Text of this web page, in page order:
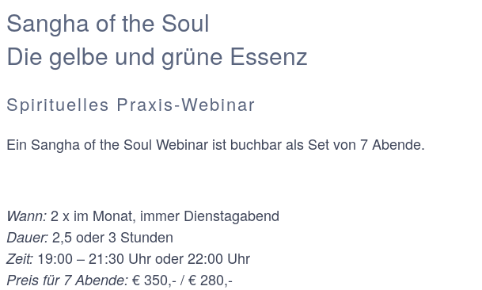
Sangha of the Soul
Die gelbe und grüne Essenz
Spirituelles Praxis-Webinar
Ein Sangha of the Soul Webinar ist buchbar als Set von 7 Abende.
Wann: 2 x im Monat, immer Dienstagabend
Dauer: 2,5 oder 3 Stunden
Zeit: 19:00 – 21:30 Uhr oder 22:00 Uhr
Preis für 7 Abende: € 350,- / € 280,-